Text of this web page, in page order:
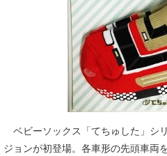
ベビーソックス「てちゅした」シ
ジョンが初登場。各車形の先頭車両